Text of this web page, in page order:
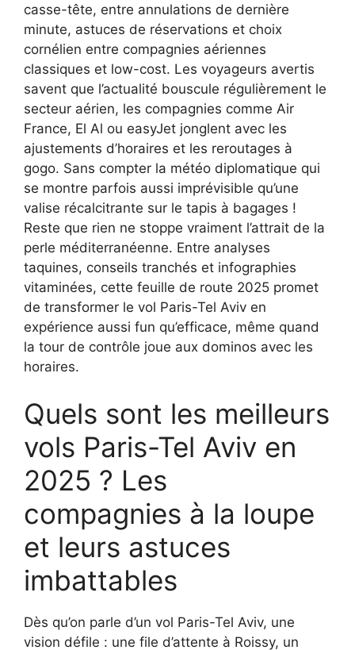
casse-tête, entre annulations de dernière
minute, astuces de réservations et choix
cornélien entre compagnies aériennes
classiques et low-cost. Les voyageurs avertis
savent que l’actualité bouscule régulièrement le
secteur aérien, les compagnies comme Air
France, El Al ou easyJet jonglent avec les
ajustements d’horaires et les reroutages à
gogo. Sans compter la météo diplomatique qui
se montre parfois aussi imprévisible qu’une
valise récalcitrante sur le tapis à bagages !
Reste que rien ne stoppe vraiment l’attrait de la
perle méditerranéenne. Entre analyses
taquines, conseils tranchés et infographies
vitaminées, cette feuille de route 2025 promet
de transformer le vol Paris-Tel Aviv en
expérience aussi fun qu’efficace, même quand
la tour de contrôle joue aux dominos avec les
horaires.
Quels sont les meilleurs
vols Paris-Tel Aviv en
2025 ? Les
compagnies à la loupe
et leurs astuces
imbattables
Dès qu’on parle d’un vol Paris-Tel Aviv, une
vision défile : une file d’attente à Roissy, un